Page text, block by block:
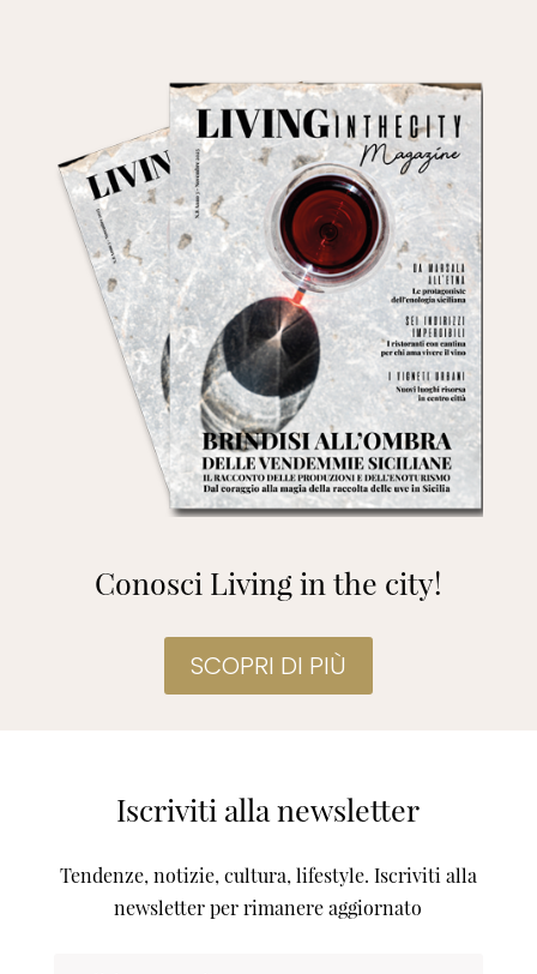
Conosci Living in the city!
SCOPRI DI PIÙ
Iscriviti alla newsletter
Tendenze, notizie, cultura, lifestyle. Iscriviti alla
newsletter per rimanere aggiornato